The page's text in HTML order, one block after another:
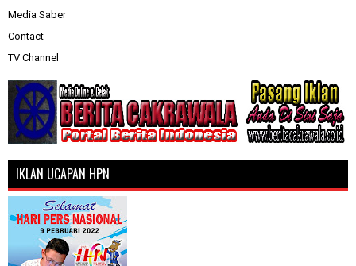
Media Saber
Contact
TV Channel
IKLAN UCAPAN HPN